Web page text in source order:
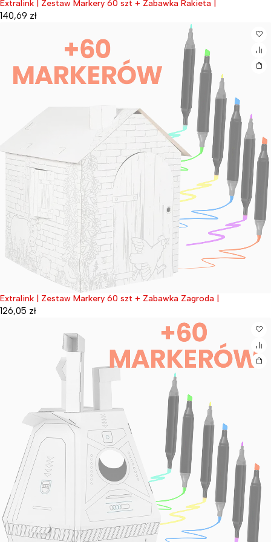
Wyprzedane
Extralink | Zestaw Markery 60 szt + Zabawka Rakieta |
140,69 zł
Wyprzedane
Extralink | Zestaw Markery 60 szt + Zabawka Zagroda |
126,05 zł